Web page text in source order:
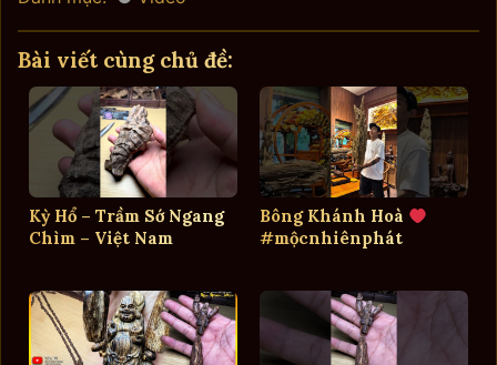
Bài viết cùng chủ đề:
Kỳ Hổ – Trầm Sớ Ngang
Chìm – Việt Nam
Bông Khánh Hoà
#mộcnhiênphát